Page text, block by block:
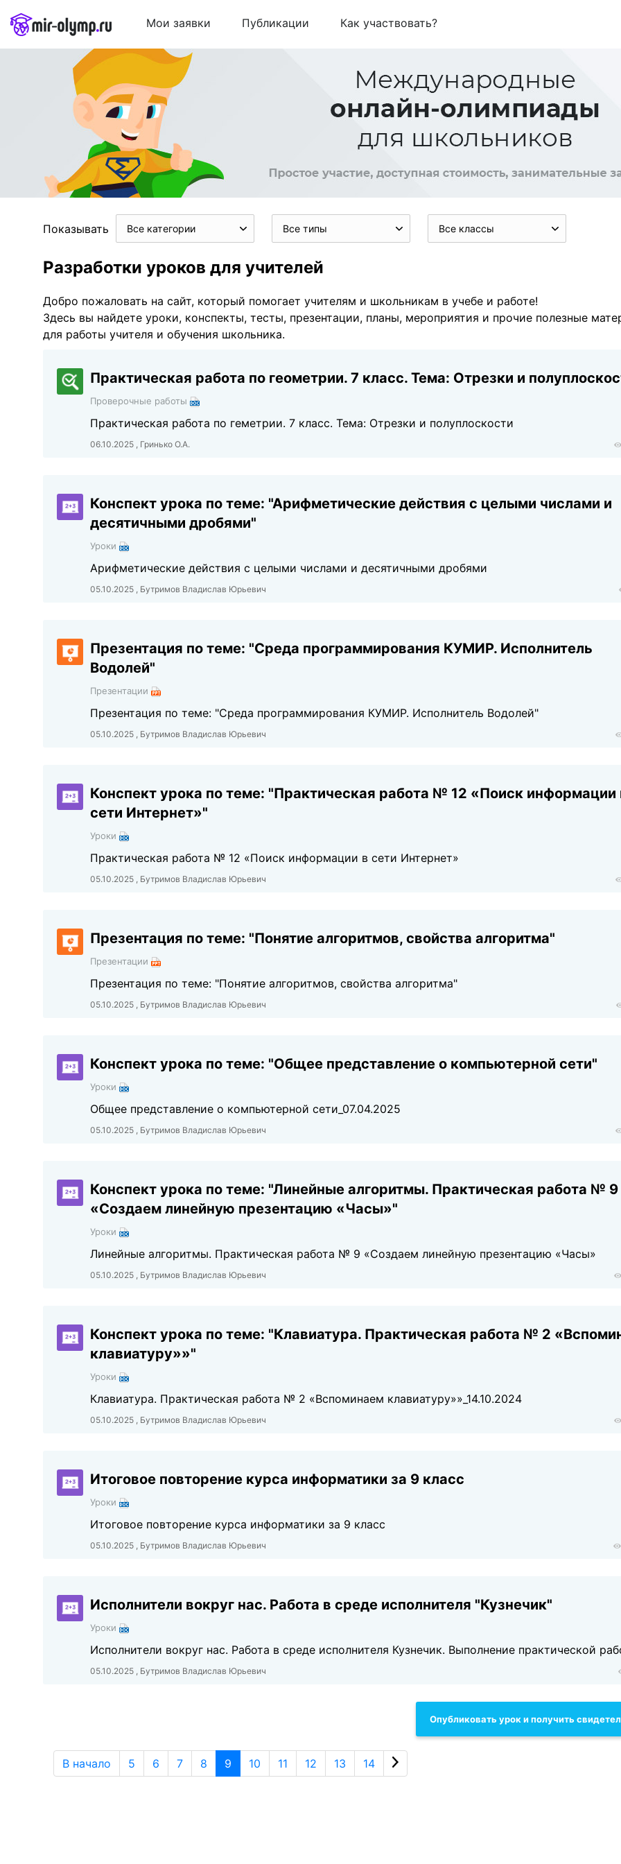
Мои заявки Публикации Как участвовать?
Показывать Все категории Все типы Все классы
Разработки уроков для учителей
Добро пожаловать на сайт, который помогает учителям и школьникам в учебе и работе!
Здесь вы найдете уроки, конспекты, тесты, презентации, планы, мероприятия и прочие полезные
для работы учителя и обучения школьника.
Практическая работа по геометрии. 7 класс. Темa: Отрезки и
Проверочные работы
Практическая работа по геметрии. 7 класс. Темa: Отрезки и полуплоскости
06.10.2025 , Гринько О.А.
Конспект урока по теме: "Арифметические действия с целыми числами и
десятичными дробями"
Уроки
Арифметические действия с целыми числами и десятичными дробями
05.10.2025 , Бутримов Владислав Юрьевич
Презентация по теме: "Среда программирования КУМИР. Исполнитель
Водолей"
Презентации
Презентация по теме: "Среда программирования КУМИР. Исполнитель Водолей"
05.10.2025 , Бутримов Владислав Юрьевич
Конспект урока по теме: "Практическая работа № 12 «Поиск информации
сети Интернет»"
Уроки
Практическая работа № 12 «Поиск информации в сети Интернет»
05.10.2025 , Бутримов Владислав Юрьевич
Презентация по теме: "Понятие алгоритмов, свойства алгоритма"
Презентации
Презентация по теме: "Понятие алгоритмов, свойства алгоритма"
05.10.2025 , Бутримов Владислав Юрьевич
Конспект урока по теме: "Общее представление о компьютерной сети"
Уроки
Общее представление о компьютерной сети_07.04.2025
05.10.2025 , Бутримов Владислав Юрьевич
Конспект урока по теме: "Линейные алгоритмы. Практическая работа № 9
«Создаем линейную презентацию «Часы»"
Уроки
Линейные алгоритмы. Практическая работа № 9 «Создаем линейную презентацию «Часы»
05.10.2025 , Бутримов Владислав Юрьевич
Конспект урока по теме: "Клавиатура. Практическая работа № 2
клавиатуру»»"
Уроки
Клавиатура. Практическая работа № 2 «Вспоминаем клавиатуру»»_14.10.2024
05.10.2025 , Бутримов Владислав Юрьевич
Итоговое повторение курса информатики за 9 класс
Уроки
Итоговое повторение курса информатики за 9 класс
05.10.2025 , Бутримов Владислав Юрьевич
Исполнители вокруг нас. Работа в среде исполнителя "Кузнечик"
Уроки
Исполнители вокруг нас. Работа в среде исполнителя Кузнечик. Выполнение практической
05.10.2025 , Бутримов Владислав Юрьевич
Опубликовать урок и получить
В начало 5 6 7 8 9 10 11 12 13 14